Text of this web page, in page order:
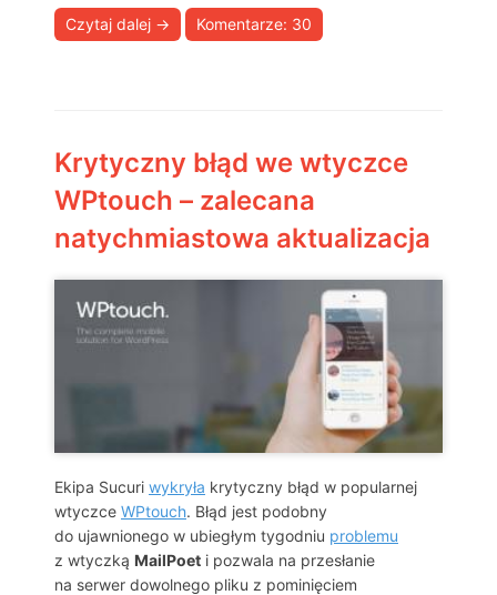
Czytaj dalej → Komentarze: 30
Krytyczny błąd we wtyczce
WPtouch – zalecana
natychmiastowa aktualizacja
Ekipa Sucuri wykryła krytyczny błąd w popularnej
wtyczce WPtouch. Błąd jest podobny
do ujawnionego w ubiegłym tygodniu problemu
z wtyczką MailPoet i pozwala na przesłanie
na serwer dowolnego pliku z pominięciem